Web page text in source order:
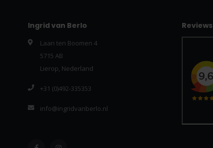
Ingrid van Berlo
Laan ten Boomen 4
5715 AB
Lierop, Nederland
+31 (0)492-335353
info@ingridvanberlo.nl
Reviews